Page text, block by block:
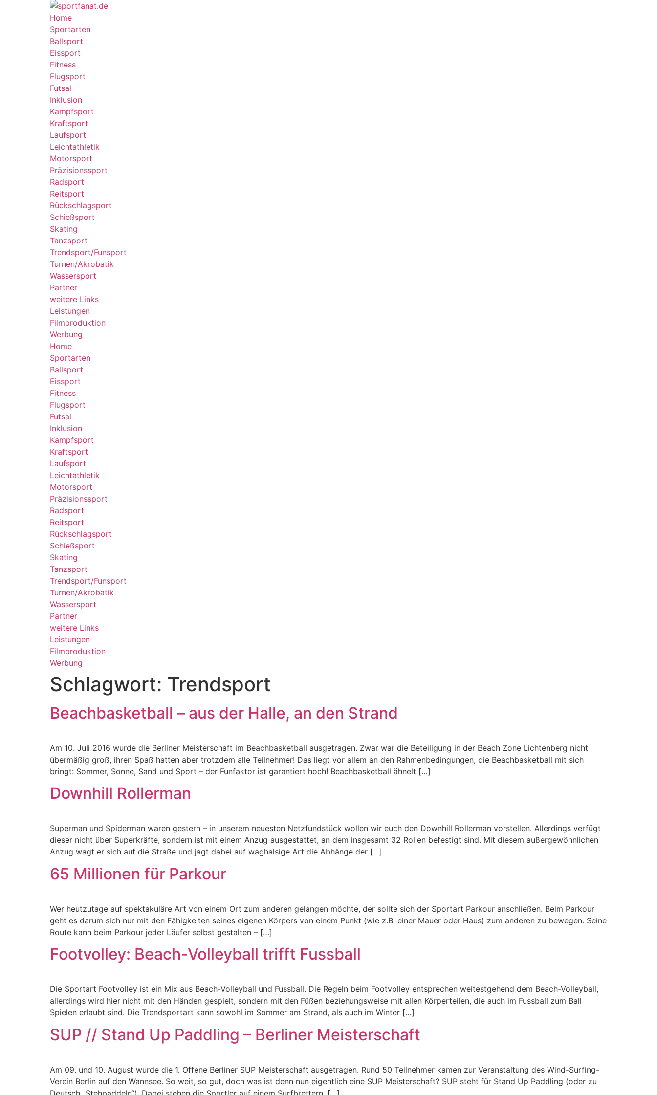
Home
Sportarten
Ballsport
Eissport
Fitness
Flugsport
Futsal
Inklusion
Kampfsport
Kraftsport
Laufsport
Leichtathletik
Motorsport
Präzisionssport
Radsport
Reitsport
Rückschlagsport
Schießsport
Skating
Tanzsport
Trendsport/Funsport
Turnen/Akrobatik
Wassersport
Partner
weitere Links
Leistungen
Filmproduktion
Werbung
Home
Sportarten
Ballsport
Eissport
Fitness
Flugsport
Futsal
Inklusion
Kampfsport
Kraftsport
Laufsport
Leichtathletik
Motorsport
Präzisionssport
Radsport
Reitsport
Rückschlagsport
Schießsport
Skating
Tanzsport
Trendsport/Funsport
Turnen/Akrobatik
Wassersport
Partner
weitere Links
Leistungen
Filmproduktion
Werbung
Schlagwort: Trendsport
Beachbasketball – aus der Halle, an den Strand
Am 10. Juli 2016 wurde die Berliner Meisterschaft im Beachbasketball ausgetragen. Zwar war die Beteiligung in der Beach Zone Lichtenberg nicht
übermäßig groß, ihren Spaß hatten aber trotzdem alle Teilnehmer! Das liegt vor allem an den Rahmenbedingungen, die Beachbasketball mit sich
bringt: Sommer, Sonne, Sand und Sport – der Funfaktor ist garantiert hoch! Beachbasketball ähnelt […]
Downhill Rollerman
Superman und Spiderman waren gestern – in unserem neuesten Netzfundstück wollen wir euch den Downhill Rollerman vorstellen. Allerdings verfügt
dieser nicht über Superkräfte, sondern ist mit einem Anzug ausgestattet, an dem insgesamt 32 Rollen befestigt sind. Mit diesem außergewöhnlichen
Anzug wagt er sich auf die Straße und jagt dabei auf waghalsige Art die Abhänge der […]
65 Millionen für Parkour
Wer heutzutage auf spektakuläre Art von einem Ort zum anderen gelangen möchte, der sollte sich der Sportart Parkour anschließen. Beim Parkour
geht es darum sich nur mit den Fähigkeiten seines eigenen Körpers von einem Punkt (wie z.B. einer Mauer oder Haus) zum anderen zu bewegen. Seine
Route kann beim Parkour jeder Läufer selbst gestalten – […]
Footvolley: Beach-Volleyball trifft Fussball
Die Sportart Footvolley ist ein Mix aus Beach-Volleyball und Fussball. Die Regeln beim Footvolley entsprechen weitestgehend dem Beach-Volleyball,
allerdings wird hier nicht mit den Händen gespielt, sondern mit den Füßen beziehungsweise mit allen Körperteilen, die auch im Fussball zum Ball
Spielen erlaubt sind. Die Trendsportart kann sowohl im Sommer am Strand, als auch im Winter […]
SUP // Stand Up Paddling – Berliner Meisterschaft
Am 09. und 10. August wurde die 1. Offene Berliner SUP Meisterschaft ausgetragen. Rund 50 Teilnehmer kamen zur Veranstaltung des Wind-Surfing-
Verein Berlin auf den Wannsee. So weit, so gut, doch was ist denn nun eigentlich eine SUP Meisterschaft? SUP steht für Stand Up Paddling (oder zu
Deutsch „Stehpaddeln“). Dabei stehen die Sportler auf einem Surfbrettern, […]